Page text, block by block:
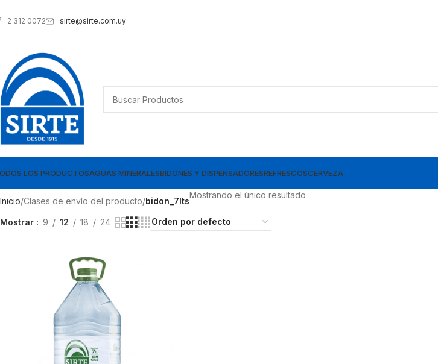
2 312 0072 sirte@sirte.com.uy
LOS PRODUCTOSAGUAS MINERALESBIDONES Y DISPENSADORESREFRESCOSCERVEZA
Inicio Clases de envío del producto bidon_7lts
Mostrando el único resultado
Mostrar 9 12 18 24